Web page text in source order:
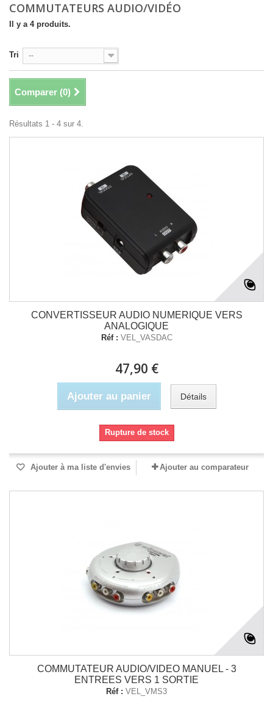
COMMUTATEURS AUDIO/VIDÉO
Il y a 4 produits.
Tri --
Comparer (0)
Résultats 1 - 4 sur 4.
CONVERTISSEUR AUDIO NUMERIQUE VERS
ANALOGIQUE
Réf : VEL_VASDAC
47,90 €
Ajouter au panier Détails
Rupture de stock
Ajouter à ma liste d'envies Ajouter au comparateur
COMMUTATEUR AUDIO/VIDEO MANUEL - 3
ENTREES VERS 1 SORTIE
Réf : VEL_VMS3